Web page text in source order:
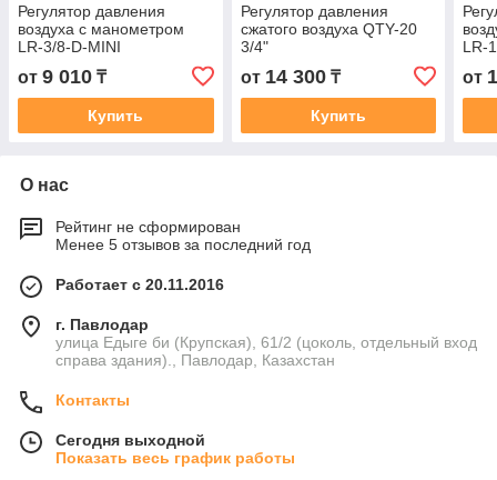
Регулятор давления
воздуха с манометром
LR-3/8-D-MINI
от 9 010 ₸
Купить
Регулятор давления
сжатого воздуха QTY-20
3/4"
от 14 300₸
Купить
LR-
от
О нас
Рейтинг не сформирован
Менее 5 отзывов за последний год
Работает с 20.11.2016
г. Павлодар
улица Едыге би (Крупская), 61/2 (цоколь, отдельный вход
справа здания)., Павлодар, Казахстан
Контакты
Сегодня выходной
Показать весь график работы